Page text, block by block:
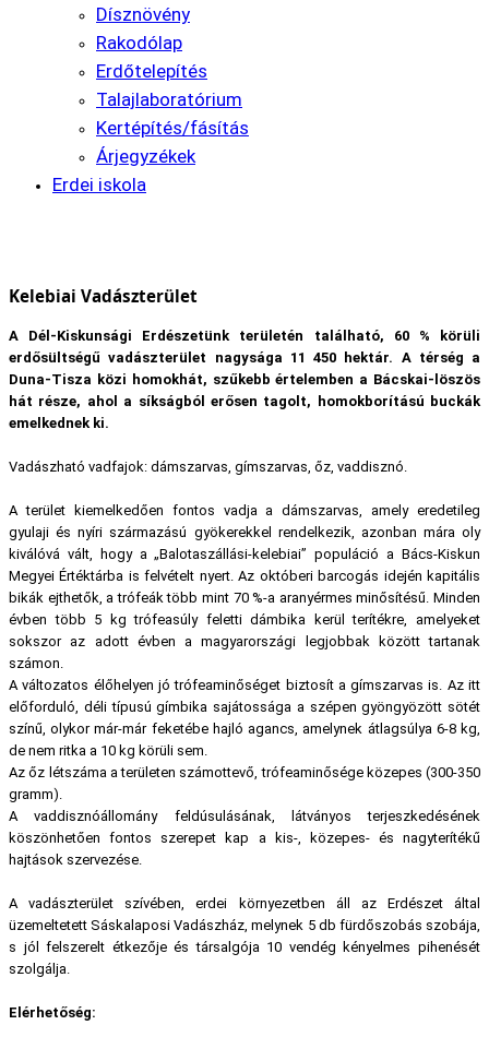
Dísznövény
Rakodólap
Erdőtelepítés
Talajlaboratórium
Kertépítés/fásítás
Árjegyzékek
Erdei iskola
Kelebiai Vadászterület
A Dél-Kiskunsági Erdészetünk területén található, 60 % körüli
erdősültségű vadászterület nagysága 11 450 hektár. A térség a
Duna-Tisza közi homokhát, szűkebb értelemben a Bácskai-löszös
hát része, ahol a síkságból erősen tagolt, homokborítású buckák
emelkednek ki.
Vadászható vadfajok: dámszarvas, gímszarvas, őz, vaddisznó.
A terület kiemelkedően fontos vadja a dámszarvas, amely eredetileg
gyulaji és nyíri származású gyökerekkel rendelkezik, azonban mára oly
kiválóvá vált, hogy a „Balotaszállási-kelebiai” populáció a Bács-Kiskun
Megyei Értéktárba is felvételt nyert. Az októberi barcogás idején kapitális
bikák ejthetők, a trófeák több mint 70 %-a aranyérmes minősítésű. Minden
évben több 5 kg trófeasúly feletti dámbika kerül terítékre, amelyeket
sokszor az adott évben a magyarországi legjobbak között tartanak
számon.
A változatos élőhelyen jó trófeaminőséget biztosít a gímszarvas is. Az itt
előforduló, déli típusú gímbika sajátossága a szépen gyöngyözött sötét
színű, olykor már-már feketébe hajló agancs, amelynek átlagsúlya 6-8 kg,
de nem ritka a 10 kg körüli sem.
Az őz létszáma a területen számottevő, trófeaminősége közepes (300-350
gramm).
A vaddisznóállomány feldúsulásának, látványos terjeszkedésének
köszönhetően fontos szerepet kap a kis-, közepes- és nagyterítékű
hajtások szervezése.
A vadászterület szívében, erdei környezetben áll az Erdészet által
üzemeltetett Sáskalaposi Vadászház, melynek 5 db fürdőszobás szobája,
s jól felszerelt étkezője és társalgója 10 vendég kényelmes pihenését
szolgálja.
Elérhetőség: